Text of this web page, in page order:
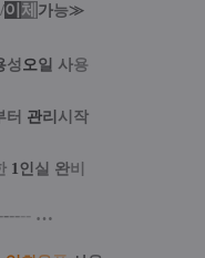
/이 체 가능≫
성오일 사용
터 관리 시작
1인실 완비
----- …